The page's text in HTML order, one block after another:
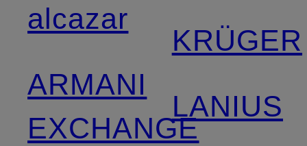
alcazar
ARMANI
EXCHANGE
KRÜGER
LANIUS